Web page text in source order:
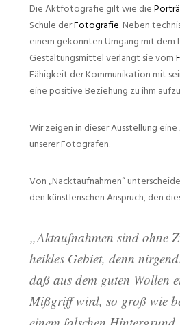
Die Aktfotografie gilt wie die
Schule derFotografie. Neben
einem gekonnten Umgang mit dem
Gestaltungsmittel verlangt sie vom
Fähigkeit der Kommunikation mit
eine positive Beziehung zu ihm
Wir zeigen in dieser Ausstellung eine
unserer Fotografen.
Von „Nacktaufnahmen“
den künstlerischen Anspruch, den
„Aktaufnahmen sind ohne
heikles Gebiet, denn
daß aus dem guten Wollen
Mißgriff wird, so groß wie